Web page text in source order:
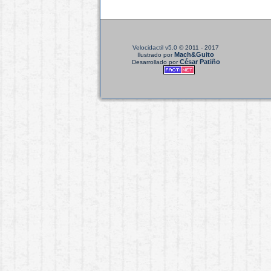
Velocidactil v5.0 © 2011 - 2017
Ilustrado porMach&Guito
Desarrollado porCésar Patiño